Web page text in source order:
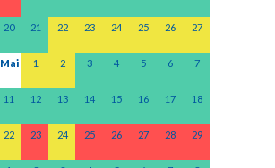
20 21 22 23 24 25 26 27
Mai 1 2 3 4 5 6 7
11 12 13 14 15 16 17 18
22 23 24 25 26 27 28 29